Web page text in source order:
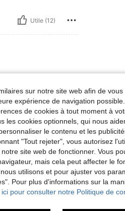
Utile (12)
Utile (4)
sur notre site web afin de
expérience de navigation
de cookies à tout moment à
les cookies optionnels, qui nous
le contenu et les
"Tout rejeter", vous autorisez
site web de fonctionner. Vous
mais cela peut affecter le
utilisons et pour ajuster vos
Pour plus d'informations sur la
pour consulter notre Politique de